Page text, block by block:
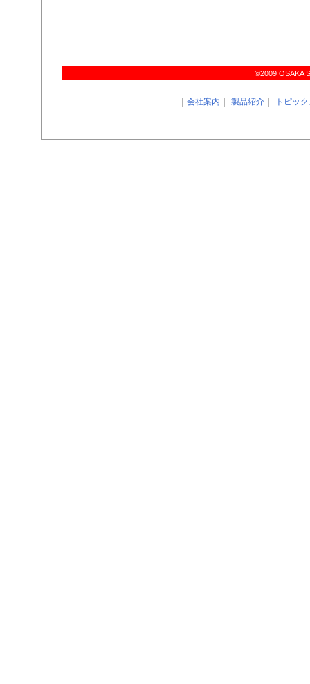
©2009 OSAKA
｜ 会社案内 ｜ 製品紹介 ｜ トピッ